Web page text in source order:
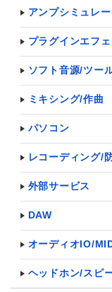
アンプシミュレ
プラグインエフェ
ソフト音源/ツー
ミキシング/作曲
パソコン
レコーディング/
外部サービス
DAW
オーディオIO/
ヘッドホン/スピ